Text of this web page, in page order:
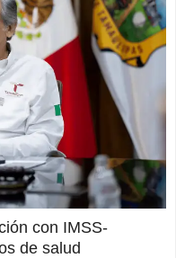
con IMSS-
de salud